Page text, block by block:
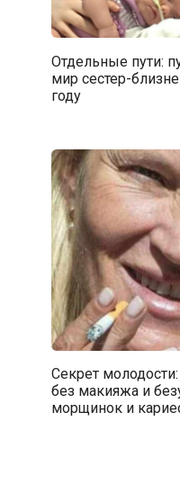
Отдельные пути:
мир сестер-
году
Секрет
без макияжа и
морщинок и